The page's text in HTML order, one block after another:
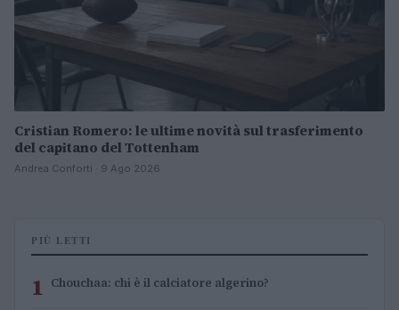
Cristian Romero: le ultime novità sul trasferimento
del capitano del Tottenham
Andrea Conforti · 9 Ago 2026
PIÙ LETTI
1 Chouchaa: chi è il calciatore algerino?